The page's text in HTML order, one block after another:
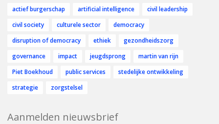
actief burgerschap artificial intelligence
civil leadership
civil society
culturele sector
democracy
disruption of democracy
ethiek
gezondheidszorg
governance
impact jeugdsprong
martin van rijn
Piet Boekhoud
public services
stedelijke ontwikkeling
strategie
zorgstelsel
Aanmelden nieuwsbrief